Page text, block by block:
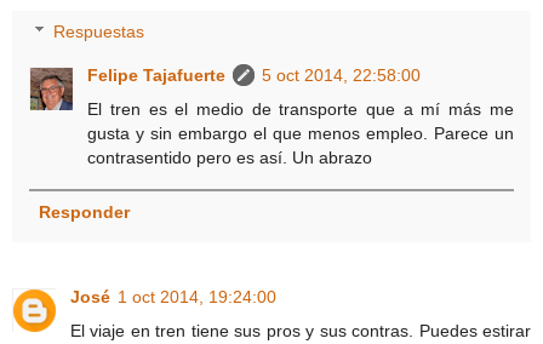
Respuestas
Felipe Tajafuerte
5 oct 2014, 22:58:00
El tren es el medio de transporte que a mí más me
gusta y sin embargo el que menos empleo. Parece un
contrasentido pero es así. Un abrazo
Responder
José 1 oct 2014, 19:24:00
El viaje en tren tiene sus pros y sus contras. Puedes estirar